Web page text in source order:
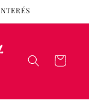
Carrito